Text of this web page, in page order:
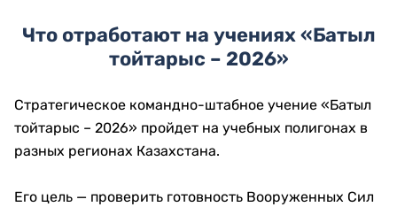
Что отработают на учениях «Батыл
тойтарыс – 2026»
Стратегическое командно-штабное учение «Батыл
тойтарыс – 2026» пройдет на учебных полигонах в
разных регионах Казахстана.
Его цель — проверить готовность Вооруженных Сил